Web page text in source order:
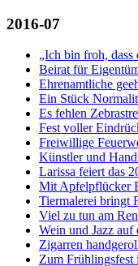
2016-07
„Ich bin froh, dass
Beirat für
Ehrenamtliche
Ein Stück
Es fehlen
Fest voller
Freiwillige
Künstler und
Larissa feiert das
Mit Apfelpflücker
Tiermalerei bringt
Viel zu tun am
Wein und Jazz auf
Zigarren
Zum Frühlingsfest